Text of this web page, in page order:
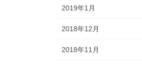
2019年1月
2018年12月
2018年11月